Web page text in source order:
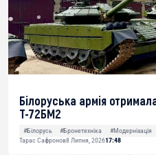
Білоруська армія
Т-72БМ2
#Білорусь #Бронетехніка #Модернізація
Тарас Сафронов8 Липня, 202617:48